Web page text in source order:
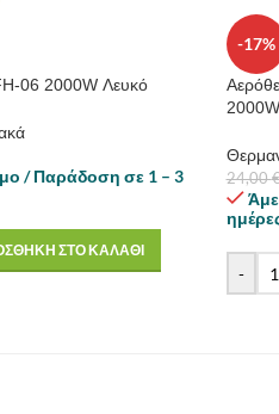
06 2000W Λευκό
/ Παράδοση σε 1 – 3
ΣΤΟ ΚΑΛΑΘΙ
-17%
24,00
-